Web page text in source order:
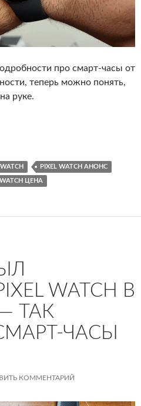
про смарт-часы от
теперь можно понять,
руке.
Watch выглядят на руке
PIXEL WATCH АНОНС
WATCH ЦЕНА
WATCH В
ТАК
ЧАСЫ
КОММЕНТАРИЙ